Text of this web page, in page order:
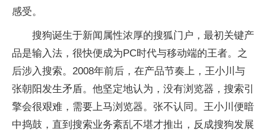
感受。
搜狗诞生于新闻属性浓厚的搜狐门户，最初关键产
品是输入法，很快便成为PC时代与移动端的王者。之
后涉入搜索。2008年前后，在产品节奏上，王小川与
张朝阳发生矛盾。他坚定地认为，没有浏览器，搜索引
擎会很艰难，需要上马浏览器。张不认同。王小川便暗
中捣鼓，直到搜索业务紊乱不堪才推出，反成搜狗发展